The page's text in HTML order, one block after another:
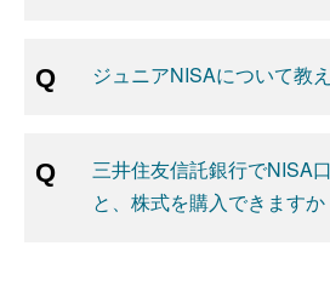
ジュニアNISAについて教
三井住友信託銀行でNISA
と、株式を購入できますか